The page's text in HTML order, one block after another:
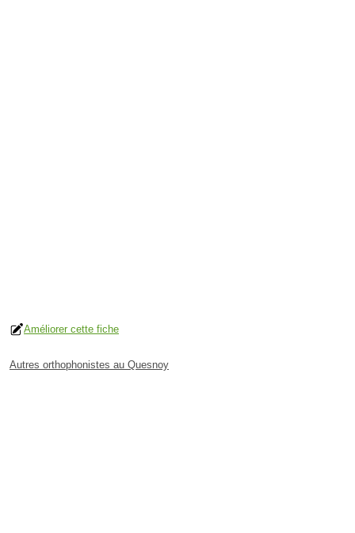
Améliorer cette fiche
Autres orthophonistes au Quesnoy